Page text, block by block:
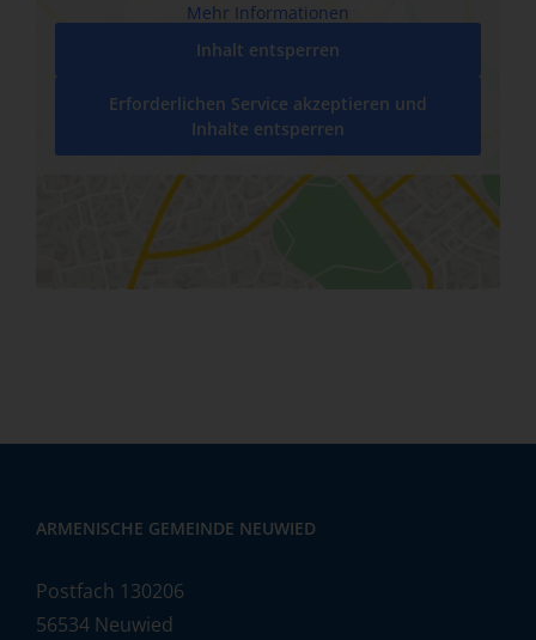
Mehr Informationen
Inhalt entsperren
Erforderlichen Service akzeptieren und
Inhalte entsperren
ARMENISCHE GEMEINDE NEUWIED
Postfach 130206
56534 Neuwied